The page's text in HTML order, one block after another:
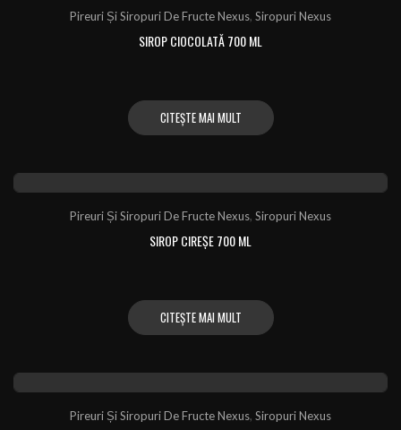
Pireuri Și Siropuri De Fructe Nexus, Siropuri Nexus
SIROP CIOCOLATĂ 700 ML
CITEȘTE MAI MULT
Pireuri Și Siropuri De Fructe Nexus, Siropuri Nexus
SIROP CIREȘE 700 ML
CITEȘTE MAI MULT
Pireuri Și Siropuri De Fructe Nexus, Siropuri Nexus